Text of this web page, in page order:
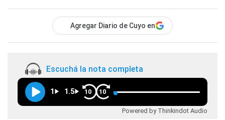
Agregar Diario de Cuyo en
Escuchá la nota completa
1 1.5 10 10
Powered by Thinkindot Audio